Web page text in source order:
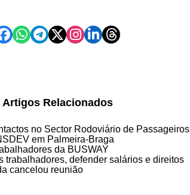
Artigos Relacionados
no Sector Rodoviário de Passageiros
em Palmeira-Braga
da BUSWAY
trabalhadores, defender salários e direitos
cancelou reunião